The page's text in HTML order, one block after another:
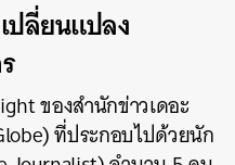
ปลี่ยนแปลง
ของสำนักข่าวเดอะ
ที่ประกอบไปด้วยนัก